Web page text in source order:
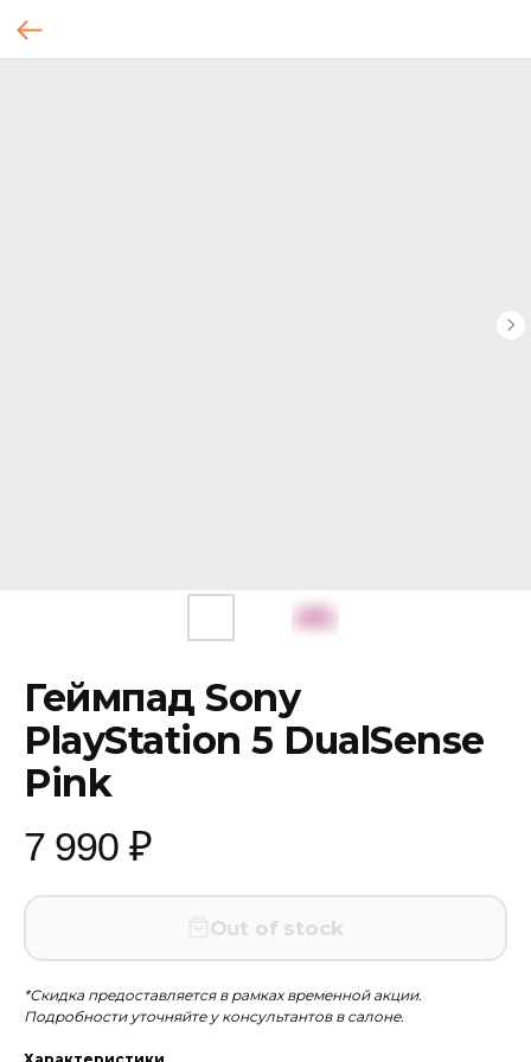
Геймпад Sony
PlayStation 5 DualSense
Pink
7 990 ₽
Out of stock
*Скидка предоставляется в рамках временной акции.
Подробности уточняйте у консультантов в салоне.